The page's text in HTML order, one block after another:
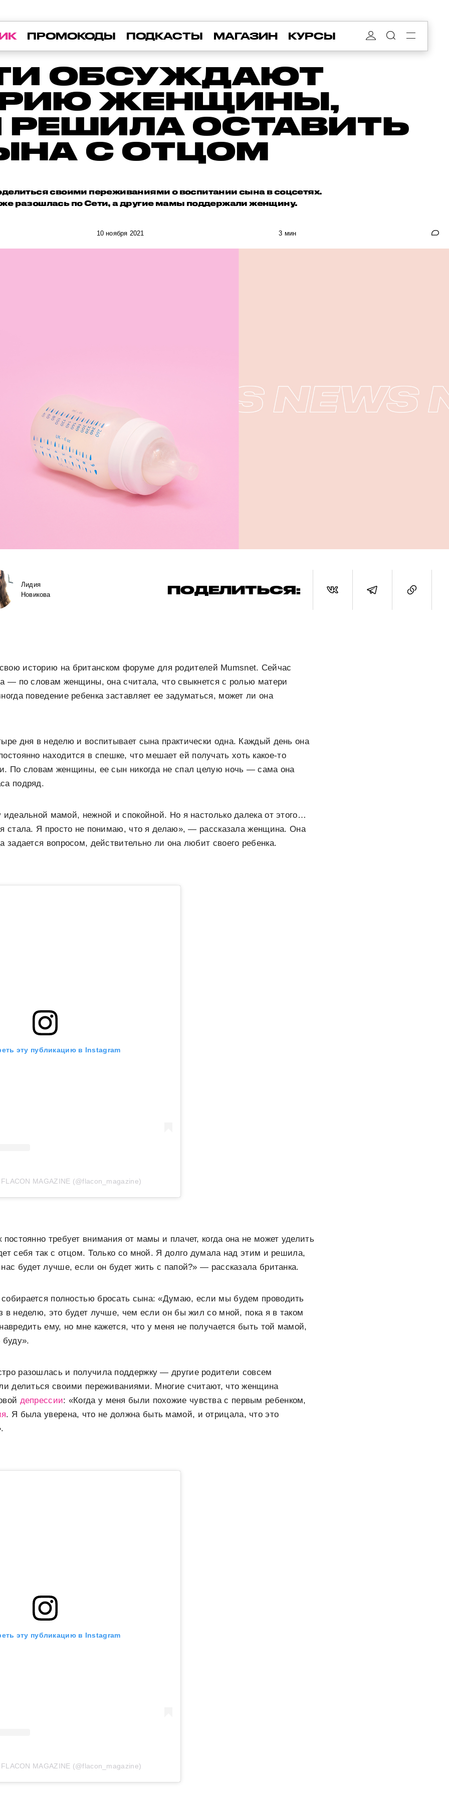
ПРОМОКОДЫ ПОДКАСТЫ МАГАЗИН КУРСЫ
ОБСУЖДАЮТ
ЖЕНЩИНЫ,
РЕШИЛА ОСТАВИТЬ
С ОТЦОМ
своими переживаниями о воспитании сына в соцсетях.
же разошлась по Сети, а другие мамы поддержали женщину.
10 ноября 2021 3 мин
Лидия
Новикова
ПОДЕЛИТЬСЯ:
историю на британском форуме для родителей Mumsnet. Сейчас
— по словам женщины, она считала, что свыкнется с ролью матери
поведение ребенка заставляет ее задуматься, может ли она
дня в неделю и воспитывает сына практически одна. Каждый день она
находится в спешке, что мешает ей получать хоть какое-то
По словам женщины, ее сын никогда не спал целую ночь — сама она
подряд.
мамой, нежной и спокойной. Но я настолько далека от этого…
стала. Я просто не понимаю, что я делаю», — рассказала женщина. Она
задается вопросом, действительно ли она любит своего ребенка.
эту публикацию в Instagram
MAGAZINE (@flacon_magazine)
постоянно требует внимания от мамы и плачет, когда она не может уделить
себя так с отцом. Только со мной. Я долго думала над этим и решила,
будет лучше, если он будет жить с папой?» — рассказала британка.
полностью бросать сына: «Думаю, если мы будем проводить
в неделю, это будет лучше, чем если он бы жил со мной, пока я в таком
ему, но мне кажется, что у меня не получается быть той мамой,
буду».
разошлась и получила поддержку — другие родители совсем
делиться своими переживаниями. Многие считают, что женщина
депрессии: «Когда у меня были похожие чувства с первым ребенком,
. Я была уверена, что не должна быть мамой, и отрицала, что это
эту публикацию в Instagram
MAGAZINE (@flacon_magazine)